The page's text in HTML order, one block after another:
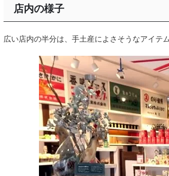
店内の様子
広い店内の半分は、手土産によさそうなアイテ